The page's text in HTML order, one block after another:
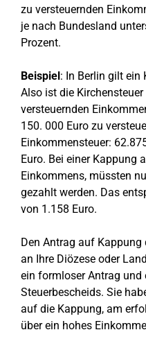
zu versteuernden
je nach Bundesland
Prozent.
Beispiel: In Berlin gilt ein
Also ist die
versteuernden
150. 000 Euro zu
Einkommensteuer:
Euro. Bei einer Kappung
Einkommens, müssten
gezahlt werden. Das
von 1.158 Euro.
Den Antrag auf Kappung
an Ihre Diözese oder
ein formloser Antrag und
Steuerbescheids. Sie
auf die Kappung, am
über ein hohes